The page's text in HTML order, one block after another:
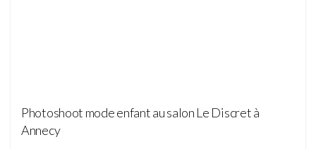
Photoshoot mode enfant au salon Le Discret à
Annecy